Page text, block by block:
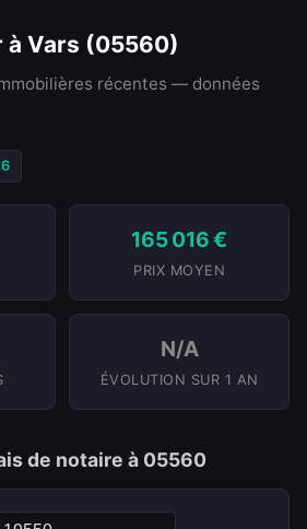
à Vars (05560)
récentes — données
165 016 €
PRIX MOYEN
N/A
ÉVOLUTION SUR 1 AN
de notaire à 05560